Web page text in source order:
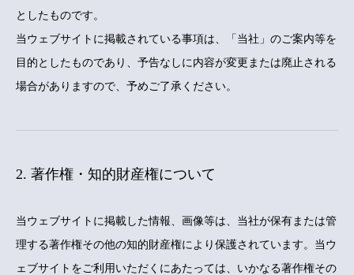
としたものです。
当ウェブサイトに掲載されている事項は、「当社」のご案内等を
目的としたものであり、予告なしに内容が変更または廃止される
場合がありますので、予めご了承ください。
2. 著作権・知的財産権について
当ウェブサイトに掲載した情報、画像等は、当社が保有または管
理する著作権その他の知的財産権により保護されています。当ウ
ェブサイトをご利用いただくにあたっては、いかなる著作権その